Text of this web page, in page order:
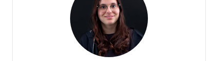
CUSTOMER CARE
Sierre
Téléphone:
+41 27 451 25 25